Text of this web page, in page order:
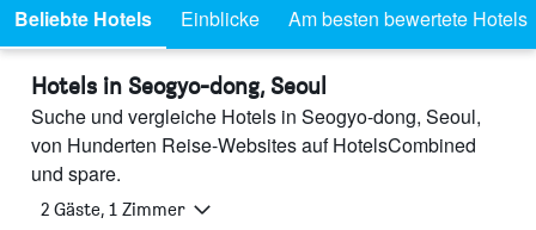
Beliebte Hotels Einblicke Am besten bewertete Hotels
Hotels in Seogyo-dong, Seoul
Suche und vergleiche Hotels in Seogyo-dong, Seoul,
von Hunderten Reise-Websites auf HotelsCombined
und spare.
2 Gäste, 1 Zimmer